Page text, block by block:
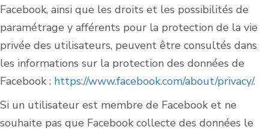
Facebook, ainsi que les droits et les possibilités de
paramétrage y afférents pour la protection de la vie
privée des utilisateurs, peuvent être consultés dans
les informations sur la protection des données de
Facebook : https://www.facebook.com/about/privacy/.
Si un utilisateur est membre de Facebook et ne
souhaite pas que Facebook collecte des données le